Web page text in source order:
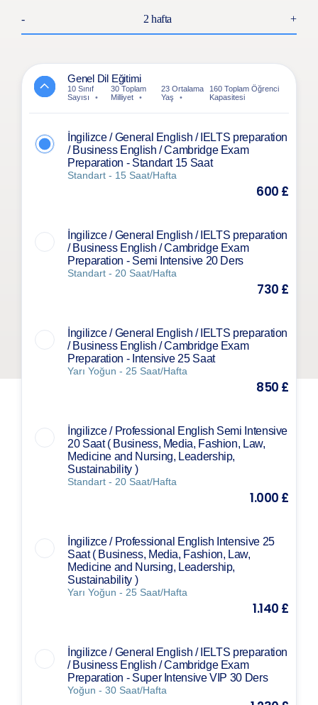
- 2 hafta +
Genel Dil Eğitimi
10 Sınıf
Sayısı
30 Toplam
Milliyet
23 Ortalama
Yaş
160 Toplam Öğrenci
Kapasitesi
İngilizce / General English / IELTS preparation
/ Business English / Cambridge Exam
Preparation - Standart 15 Saat
Standart - 15 Saat/Hafta
600 £
İngilizce / General English / IELTS preparation
/ Business English / Cambridge Exam
Preparation - Semi Intensive 20 Ders
Standart - 20 Saat/Hafta
730 £
İngilizce / General English / IELTS preparation
/ Business English / Cambridge Exam
Preparation - Intensive 25 Saat
Yarı Yoğun - 25 Saat/Hafta
850 £
İngilizce / Professional English Semi Intensive
20 Saat ( Business, Media, Fashion, Law,
Medicine and Nursing, Leadership,
Sustainability )
Standart - 20 Saat/Hafta
1.000 £
İngilizce / Professional English Intensive 25
Saat ( Business, Media, Fashion, Law,
Medicine and Nursing, Leadership,
Sustainability )
Yarı Yoğun - 25 Saat/Hafta
1.140 £
İngilizce / General English / IELTS preparation
/ Business English / Cambridge Exam
Preparation - Super Intensive VIP 30 Ders
Yoğun - 30 Saat/Hafta